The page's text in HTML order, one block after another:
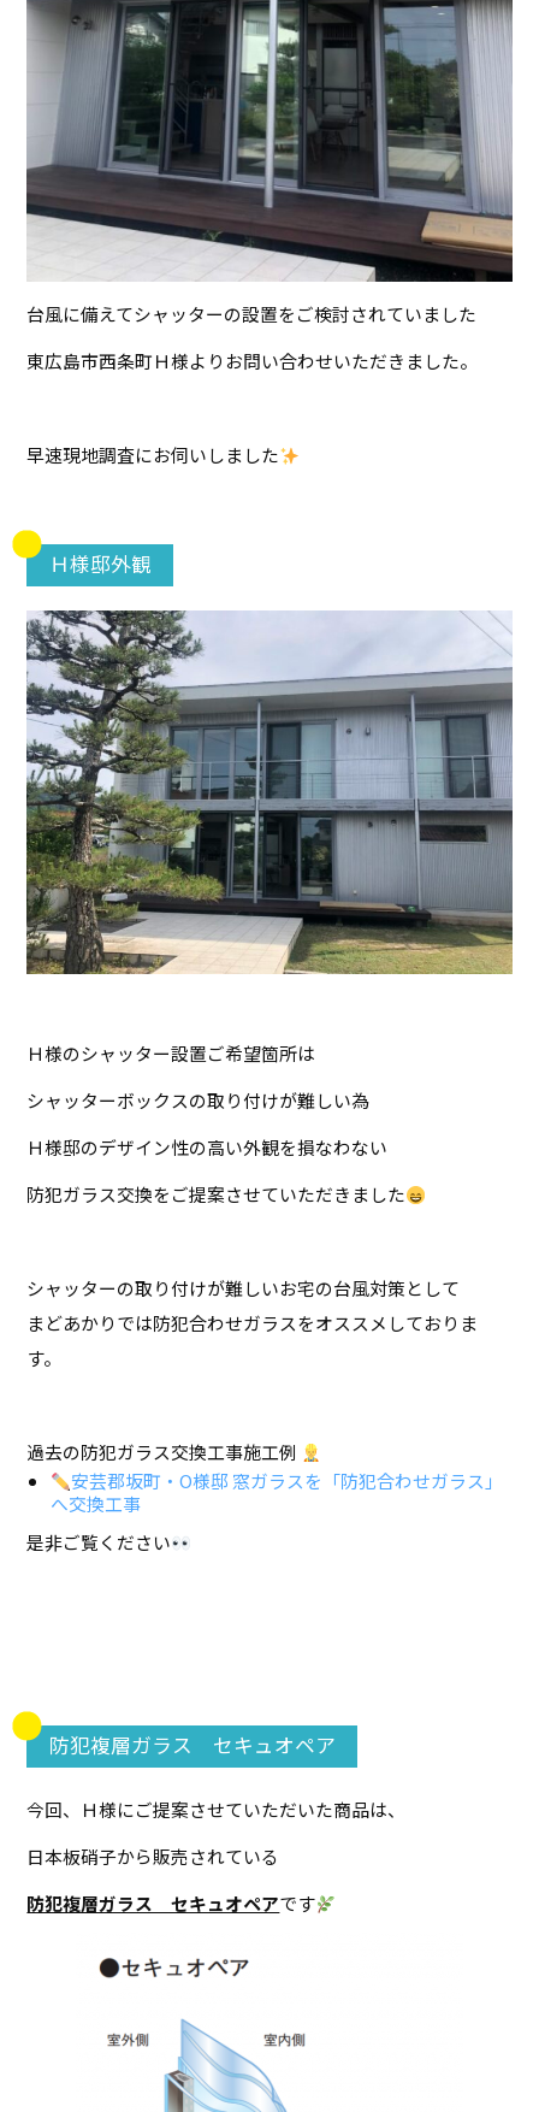
台風に備えてシャッターの設置をご検討されていました
東広島市西条町Ｈ様よりお問い合わせいただきました。
早速現地調査にお伺いしました
Ｈ様邸外観
Ｈ様のシャッター設置ご希望箇所は
シャッターボックスの取り付けが難しい為
Ｈ様邸のデザイン性の高い外観を損なわない
防犯ガラス交換をご提案させていただきました
シャッターの取り付けが難しいお宅の台風対策として
まどあかりでは防犯合わせガラスをオススメしておりま
す。
過去の防犯ガラス交換工事施工例
安芸郡坂町・O様邸 窓ガラスを「防犯合わせガラス」
へ交換工事
是非ご覧ください
防犯複層ガラス セキュオペア
今回、Ｈ様にご提案させていただいた商品は、
日本板硝子から販売されている
防犯複層ガラス セキュオペアです